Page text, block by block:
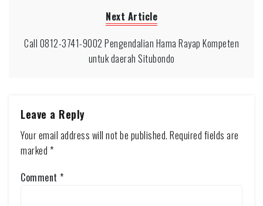
Next Article
Call 0812-3741-9002 Pengendalian Hama Rayap Kompeten
untuk daerah Situbondo
Leave a Reply
Your email address will not be published. Required fields are
marked *
Comment *